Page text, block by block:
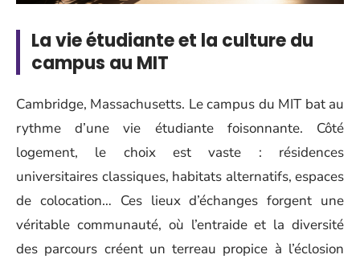
La vie étudiante et la culture du
campus au MIT
Cambridge, Massachusetts. Le campus du MIT bat au
rythme d’une vie étudiante foisonnante. Côté
logement, le choix est vaste : résidences
universitaires classiques, habitats alternatifs, espaces
de colocation… Ces lieux d’échanges forgent une
véritable communauté, où l’entraide et la diversité
des parcours créent un terreau propice à l’éclosion